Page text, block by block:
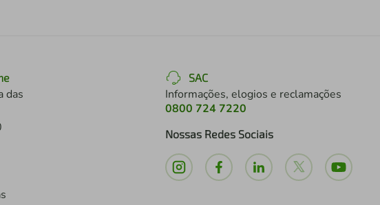
das
SAC
Informações, elogios e reclamações
0800 724 7220
Nossas Redes Sociais